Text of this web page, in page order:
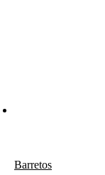
Barretos